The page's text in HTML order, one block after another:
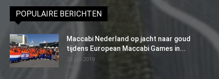
POPULAIRE BERICHTEN
Maccabi Nederland op jacht naar goud
tijdens European Maccabi Games in...
29 juli 2019